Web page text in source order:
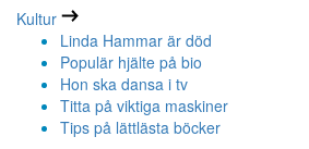
Kultur
Linda Hammar är död
Populär hjälte på bio
Hon ska dansa i tv
Titta på viktiga maskiner
Tips på lättlästa böcker